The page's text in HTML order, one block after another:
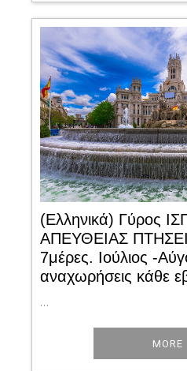
(Ελληνικά) Γύρος
ΑΠΕΥΘΕΙΑΣ
7μέρες. Ιούλιος -
αναχωρήσεις κάθε
…
MORE